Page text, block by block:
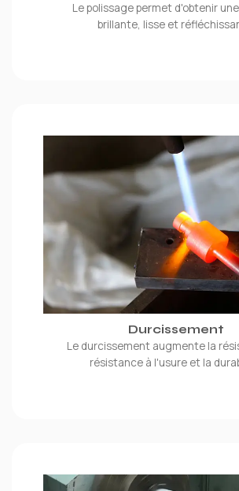
Le polissage permet d'obtenir
brillante, lisse et
Durcissement
Le durcissement augmente la
résistance à l'usure et la